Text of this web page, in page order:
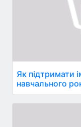
Як підтримати
навчального